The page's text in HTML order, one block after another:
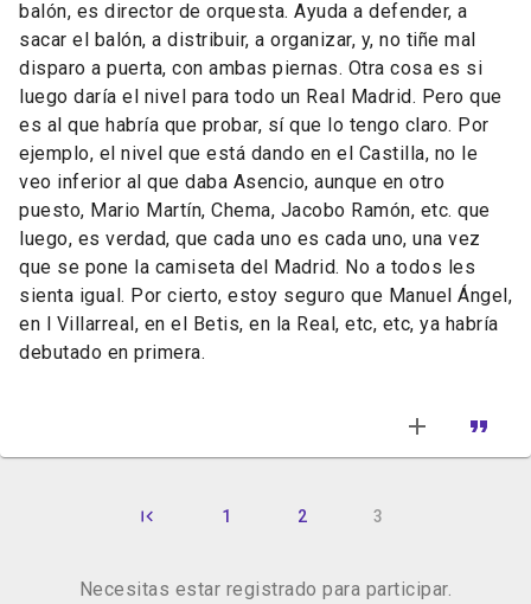
balón, es director de orquesta. Ayuda a defender, a
sacar el balón, a distribuir, a organizar, y, no tiñe mal
disparo a puerta, con ambas piernas. Otra cosa es si
luego daría el nivel para todo un Real Madrid. Pero que
es al que habría que probar, sí que lo tengo claro. Por
ejemplo, el nivel que está dando en el Castilla, no le
veo inferior al que daba Asencio, aunque en otro
puesto, Mario Martín, Chema, Jacobo Ramón, etc. que
luego, es verdad, que cada uno es cada uno, una vez
que se pone la camiseta del Madrid. No a todos les
sienta igual. Por cierto, estoy seguro que Manuel Ángel,
en l Villarreal, en el Betis, en la Real, etc, etc, ya habría
debutado en primera.
1 2 3
Necesitas estar registrado para participar.